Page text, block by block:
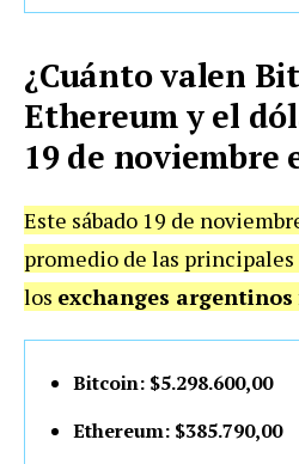
¿Cuánto valen
Ethereum y el
19 de noviembre
Este sábado 19 de
promedio de las
los exchanges argentinos
Bitcoin: $5.298.600,00
Ethereum: $385.790,00